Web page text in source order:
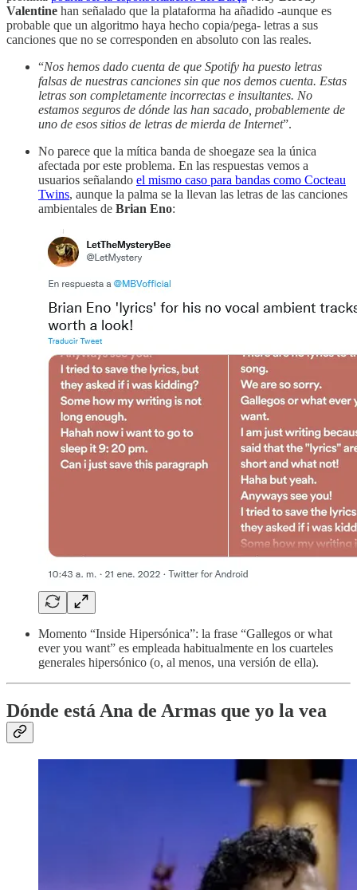
Valentine han señalado que la plataforma ha añadido -aunque es
probable que un algoritmo haya hecho copia/pega- letras a sus
canciones que no se corresponden en absoluto con las reales.
“Nos hemos dado cuenta de que Spotify ha puesto letras
falsas de nuestras canciones sin que nos demos cuenta. Estas
letras son completamente incorrectas e insultantes. No
estamos seguros de dónde las han sacado, probablemente de
uno de esos sitios de letras de mierda de Internet”.
No parece que la mítica banda de shoegaze sea la única
afectada por este problema. En las respuestas vemos a
usuarios señalando el mismo caso para bandas como Cocteau
Twins, aunque la palma se la llevan las letras de las canciones
ambientales de Brian Eno:
Momento “Inside Hipersónica”: la frase “Gallegos or what
ever you want” es empleada habitualmente en los cuarteles
generales hipersónico (o, al menos, una versión de ella).
Dónde está Ana de Armas que yo la vea